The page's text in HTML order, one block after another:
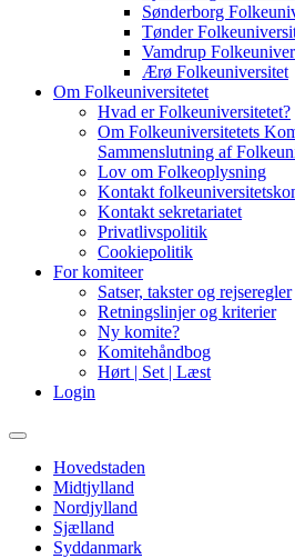
Sønderborg
Tønder
Vamdrup
Ærø Folkeuniversitet
Om Folkeuniversitetet
Hvad er Folkeuniversitetet?
Om Folkeuniversitetets
Sammenslutning af
Lov om Folkeoplysning
Kontakt
Kontakt sekretariatet
Privatlivspolitik
Cookiepolitik
For komiteer
Satser, takster og rejseregler
Retningslinjer og kriterier
Ny komite?
Komitehåndbog
Hørt | Set | Læst
Login
Primary
Hovedstaden
Midtjylland
Nordjylland
Sjælland
Syddanmark